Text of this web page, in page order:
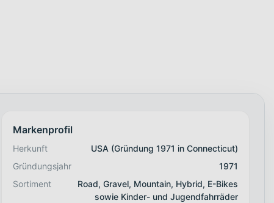
Markenprofil
Herkunft
USA (Gründung 1971 in Connecticut)
Gründungsjahr
1971
Sortiment
Road, Gravel, Mountain, Hybrid, E-Bikes
sowie Kinder- und Jugendfahrräder